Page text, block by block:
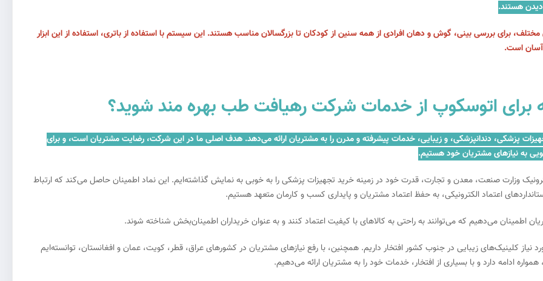
برای بررسی بینی، گوش و دهان افرادی از همه سنین از کودکان تا بزرگسالان مناسب هستند. این سیستم با استفاده از باتری، استفاده از این ابزار
آسان است.
که برای اتوسکوپ از خدمات شرکت رهیافت طب بهره مند شوید؟
فروش و تعمیر تجهیزات پزشکی، دندانپزشکی، و زیبایی، خدمات پیشرفته و مدرن را به مشتریان ارائه می‌دهد. هدف اصلی ما در این شرکت، رضایت مشتریان است، و برای
به نیازهای مشتریان خود هستیم.
وزارت صنعت، معدن و تجارت، قدرت خود در زمینه خرید تجهیزات پزشکی را به خوبی به نمایش گذاشته‌ایم. این نماد اطمینان حاصل می‌کند که ارتباط
اعتماد الکترونیکی، به حفظ اعتماد مشتریان و پایداری کسب و کارمان متعهد هستیم.
اطمینان می‌دهیم که می‌توانند به راحتی به کالاهای با کیفیت اعتماد کنند و به عنوان خریداران اطمینان‌بخش شناخته شوند.
بیش از ۹۵ درصد از تجهیزات مورد نیاز کلینیک‌های زیبایی در جنوب کشور افتخار داریم. همچنین، با رفع نیازهای مشتریان در کشورهای عراق، قطر، کویت، عمان و افغانستان، توانسته‌ایم
ادامه دارد و با بسیاری از افتخار، خدمات خود را به مشتریان ارائه می‌دهیم.